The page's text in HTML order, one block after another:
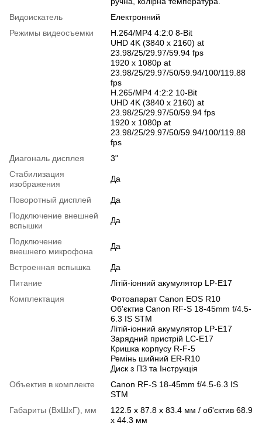
Видоискатель
Електронний
Режимы видеосъемки
H.264/MP4 4:2:0 8-Bit
UHD 4K (3840 x 2160) at
23.98/25/29.97/59.94 fps
1920 x 1080p at
23.98/25/29.97/50/59.94/100/119.88
fps
H.265/MP4 4:2:2 10-Bit
UHD 4K (3840 x 2160) at
23.98/25/29.97/50/59.94 fps
1920 x 1080p at
23.98/25/29.97/50/59.94/100/119.88
fps
Диагональ дисплея
3"
Стабилизация
изображения
Да
Поворотный дисплей
Да
Подключение внешней
вспышки
Да
Подключение
внешнего микрофона
Да
Встроенная вспышка
Да
Питание
Літій-іонний акумулятор LP-E17
Комплектация
Фотоапарат Canon EOS R10
Об'єктив Canon RF-S 18-45mm f/4.5-
6.3 IS STM
Літій-іонний акумулятор LP-E17
Зарядний пристрій LC-E17
Кришка корпусу R-F-5
Ремінь шийний ER-R10
Диск з ПЗ та Інструкція
Объектив в комплекте
Canon RF-S 18-45mm f/4.5-6.3 IS
STM
Габариты (ВхШхГ), мм
122.5 x 87.8 x 83.4 мм / об'єктив 68.9
x 44.3 мм